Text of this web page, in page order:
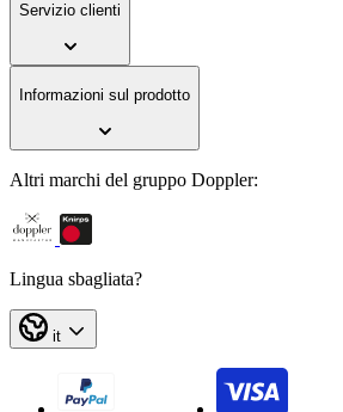
Servizio clienti
Informazioni sul prodotto
Altri marchi del gruppo Doppler:
Lingua sbagliata?
it